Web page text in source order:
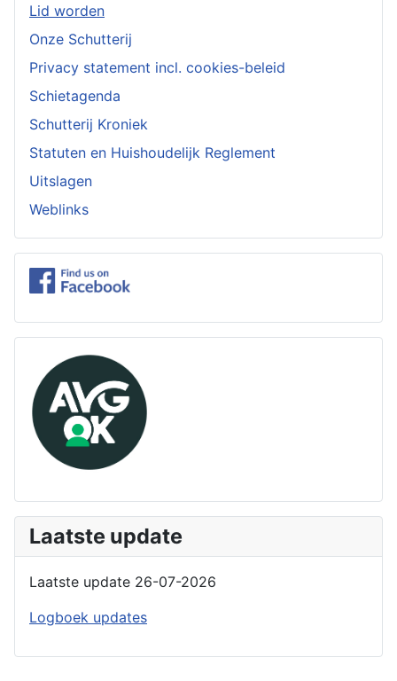
Lid worden
Onze Schutterij
Privacy statement incl. cookies-beleid
Schietagenda
Schutterij Kroniek
Statuten en Huishoudelijk Reglement
Uitslagen
Weblinks
Laatste update
Laatste update 26-07-2026
Logboek updates